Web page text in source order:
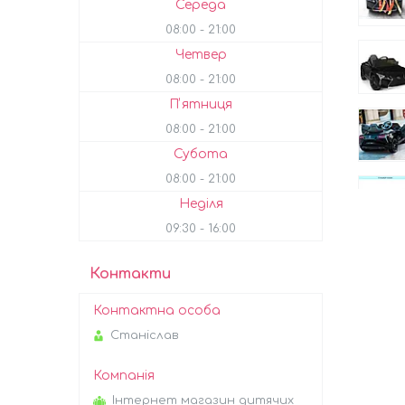
Середа
08:00 21:00
Четвер
08:00 21:00
Пʼятниця
08:00 21:00
Субота
08:00 21:00
Неділя
09:30 16:00
Контакти
Станіслав
Інтернет магазин дитячих